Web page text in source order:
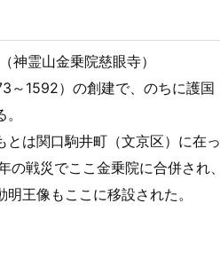
霊山金乗院慈眼寺）
～1592）の創建で、のちに護国
とは関口駒井町（文京区）に在っ
の戦災でここ金乗院に合併され、
王像もここに移設された。